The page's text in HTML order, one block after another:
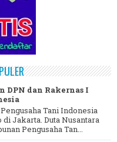
DPN dan Rakernas I
Tani Indonesia
Jakarta. Duta Nusantara
Pengusaha Tan...